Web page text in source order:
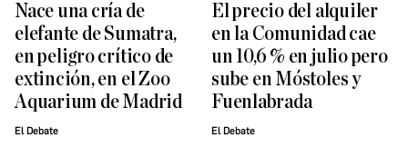
Nace una cría de
elefante de Sumatra,
en peligro crítico de
extinción, en el Zoo
Aquarium de Madrid
El Debate
El precio del alquiler
en la Comunidad cae
un 10,6 % en julio pero
sube en Móstoles y
Fuenlabrada
El Debate